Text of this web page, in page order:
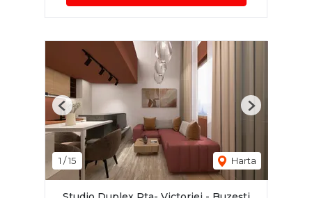
1 /15 Harta
Previous Next